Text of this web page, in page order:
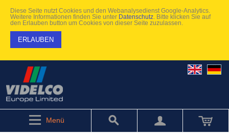
Diese Seite nutzt Cookies und den Webanalysedienst Google-Analytics.
Weitere Informationen finden Sie unter Datenschutz . Bitte klicken Sie auf
den Erlauben button um Cookies von dieser Seite zuzulassen.
ERLAUBEN
Menü